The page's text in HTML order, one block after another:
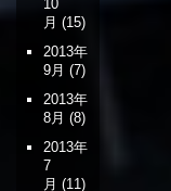
10
月 (15)
2013年
9月 (7)
2013年
8月 (8)
2013年
7
月 (11)